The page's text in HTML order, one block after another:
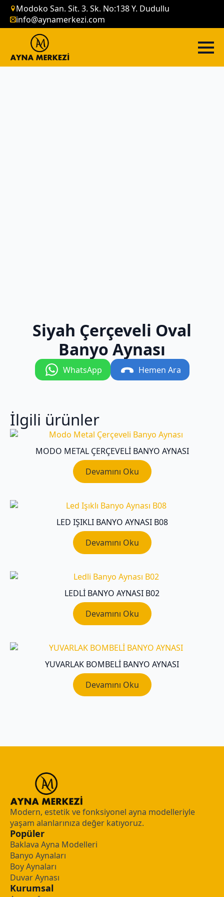
Modoko San. Sit. 3. Sk. No:138 Y. Dudullu
info@aynamerkezi.com
Siyah Çerçeveli Oval
Banyo Aynası
WhatsApp Hemen Ara
İlgili ürünler
MODO METAL ÇERÇEVELI BANYO AYNASI
Devamını Oku
LED IŞIKLI BANYO AYNASI B08
Devamını Oku
LEDLI BANYO AYNASI B02
Devamını Oku
YUVARLAK BOMBELİ BANYO AYNASI
Devamını Oku
Modern, estetik ve fonksiyonel ayna modelleriyle
yaşam alanlarınıza değer katıyoruz.
Popüler
Baklava Ayna Modelleri
Banyo Aynaları
Boy Aynaları
Duvar Aynası
Kurumsal